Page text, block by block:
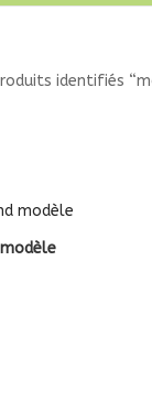
identifiés